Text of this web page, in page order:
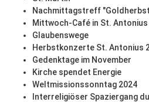
Nachmittagstreff
Mittwoch-Café in St. Antonius
Glaubenswege
Herbstkonzerte St. Antonius
Gedenktage im November
Kirche spendet Energie
Weltmissionssonntag 2024
Interreligiöser Spaziergang